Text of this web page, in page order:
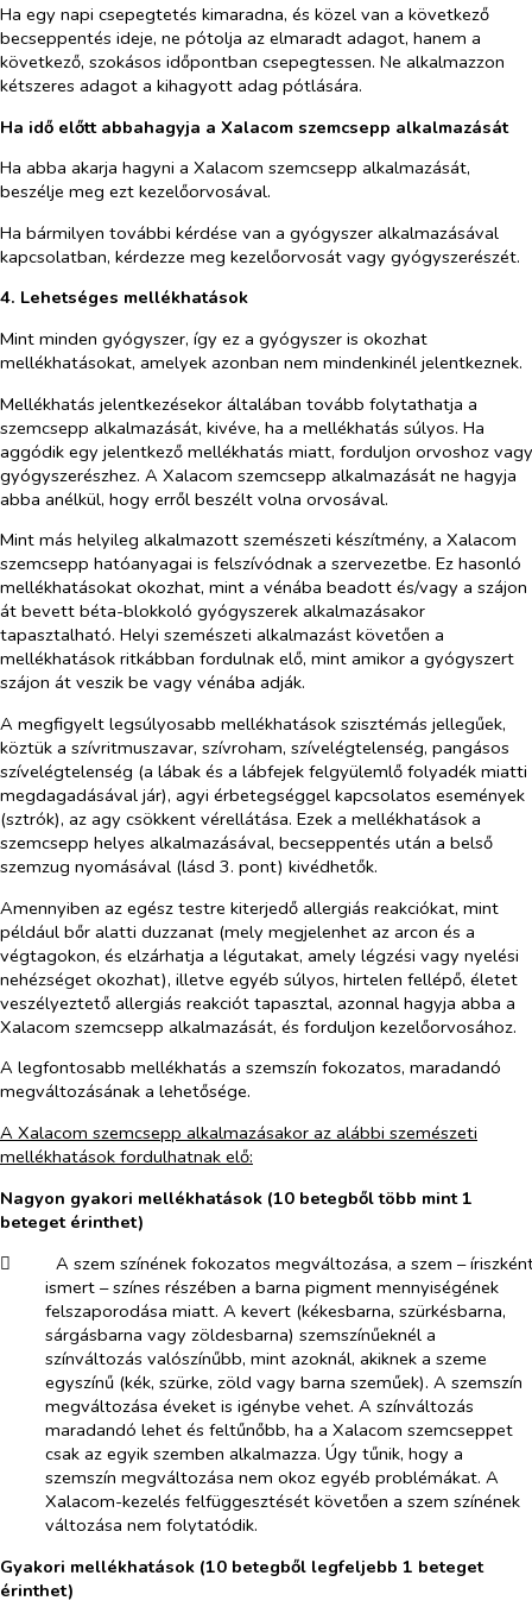
Ha egy napi csepegtetés kimaradna, és közel van a következő
becseppentés ideje, ne pótolja az elmaradt adagot, hanem a
következő, szokásos időpontban csepegtessen. Ne alkalmazzon
kétszeres adagot a kihagyott adag pótlására.
Ha idő előtt abbahagyja a Xalacom szemcsepp alkalmazását
Ha abba akarja hagyni a Xalacom szemcsepp alkalmazását,
beszélje meg ezt kezelőorvosával.
Ha bármilyen további kérdése van a gyógyszer alkalmazásával
kapcsolatban, kérdezze meg kezelőorvosát vagy gyógyszerészét.
4. Lehetséges mellékhatások
Mint minden gyógyszer, így ez a gyógyszer is okozhat
mellékhatásokat, amelyek azonban nem mindenkinél jelentkeznek.
Mellékhatás jelentkezésekor általában tovább folytathatja a
szemcsepp alkalmazását, kivéve, ha a mellékhatás súlyos. Ha
aggódik egy jelentkező mellékhatás miatt, forduljon orvoshoz vagy
gyógyszerészhez. A Xalacom szemcsepp alkalmazását ne hagyja
abba anélkül, hogy erről beszélt volna orvosával.
Mint más helyileg alkalmazott szemészeti készítmény, a Xalacom
szemcsepp hatóanyagai is felszívódnak a szervezetbe. Ez hasonló
mellékhatásokat okozhat, mint a vénába beadott és/vagy a szájon
át bevett béta-blokkoló gyógyszerek alkalmazásakor
tapasztalható. Helyi szemészeti alkalmazást követően a
mellékhatások ritkábban fordulnak elő, mint amikor a gyógyszert
szájon át veszik be vagy vénába adják.
A megfigyelt legsúlyosabb mellékhatások szisztémás jellegűek,
köztük a szívritmuszavar, szívroham, szívelégtelenség, pangásos
szívelégtelenség (a lábak és a lábfejek felgyülemlő folyadék miatti
megdagadásával jár), agyi érbetegséggel kapcsolatos események
(sztrók), az agy csökkent vérellátása. Ezek a mellékhatások a
szemcsepp helyes alkalmazásával, becseppentés után a belső
szemzug nyomásával (lásd 3. pont) kivédhetők.
Amennyiben az egész testre kiterjedő allergiás reakciókat, mint
például bőr alatti duzzanat (mely megjelenhet az arcon és a
végtagokon, és elzárhatja a légutakat, amely légzési vagy nyelési
nehézséget okozhat), illetve egyéb súlyos, hirtelen fellépő, életet
veszélyeztető allergiás reakciót tapasztal, azonnal hagyja abba a
Xalacom szemcsepp alkalmazását, és forduljon kezelőorvosához.
A legfontosabb mellékhatás a szemszín fokozatos, maradandó
megváltozásának a lehetősége.
A Xalacom szemcsepp alkalmazásakor az alábbi szemészeti
mellékhatások fordulhatnak elő:
Nagyon gyakori mellékhatások (10 betegből több mint 1
beteget érinthet)
​
A szem színének fokozatos megváltozása, a szem –
ismert – színes részében a barna pigment mennyiségének
felszaporodása miatt. A kevert (kékesbarna, szürkésbarna,
sárgásbarna vagy zöldesbarna) szemszínűeknél a
színváltozás valószínűbb, mint azoknál, akiknek a szeme
egyszínű (kék, szürke, zöld vagy barna szeműek). A szemszín
megváltozása éveket is igénybe vehet. A színváltozás
maradandó lehet és feltűnőbb, ha a Xalacom szemcseppet
csak az egyik szemben alkalmazza. Úgy tűnik, hogy a
szemszín megváltozása nem okoz egyéb problémákat. A
Xalacom-kezelés felfüggesztését követően a szem színének
változása nem folytatódik.
Gyakori mellékhatások (10 betegből legfeljebb 1 beteget
érinthet)